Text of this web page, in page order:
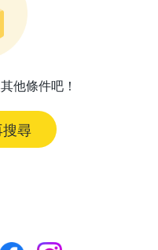
他條件吧！
尋